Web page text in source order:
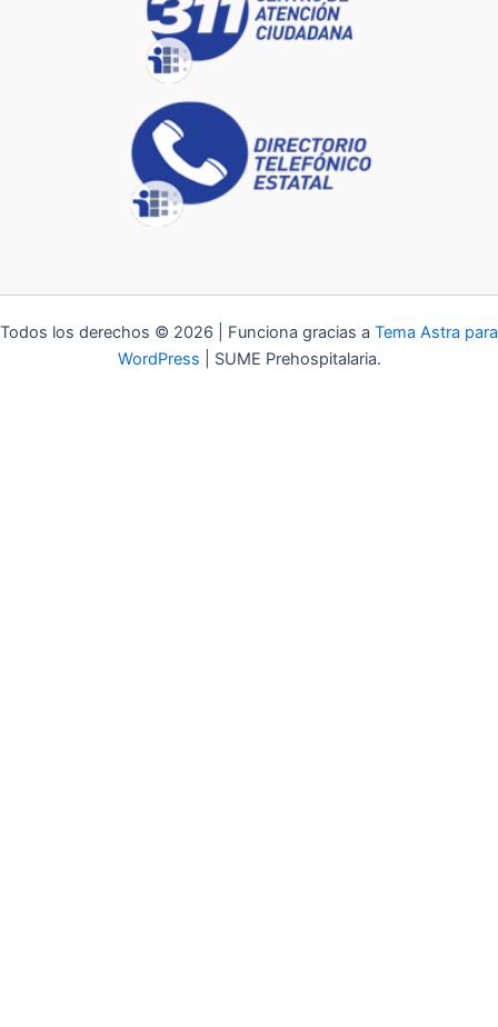
Todos los derechos © 2026 | Funciona gracias a Tema Astra para
WordPress | SUME Prehospitalaria.